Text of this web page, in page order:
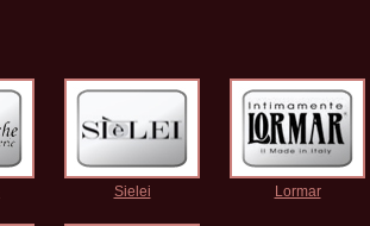
Sielei Lormar